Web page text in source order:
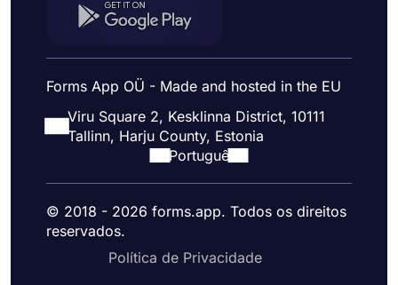
Forms App OÜ - Made and hosted in the EU
Viru Square 2, Kesklinna District, 10111
Tallinn, Harju County, Estonia
Portuguê
© 2018 - 2026 forms.app. Todos os direitos
reservados.
Política de Privacidade